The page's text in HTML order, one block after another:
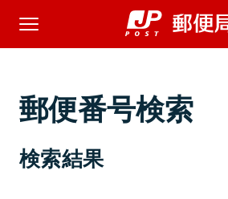
郵便番号検索
検索結果